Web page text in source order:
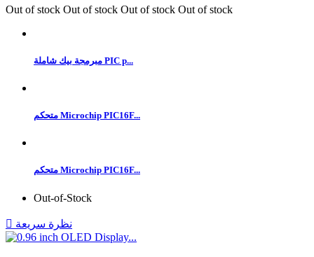
Out of stock Out of stock Out of stock Out of stock
مبرمجة بيك شاملة PIC p...
متحكم Microchip PIC16F...
متحكم Microchip PIC16F...
Out-of-Stock
 نظرة سريعة